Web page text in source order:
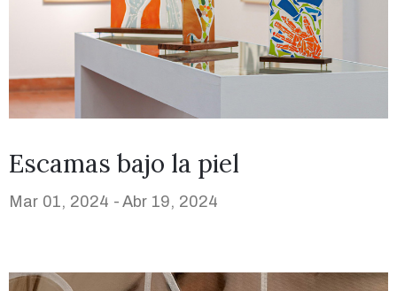
Escamas bajo la piel
Mar 01, 2024 - Abr 19, 2024